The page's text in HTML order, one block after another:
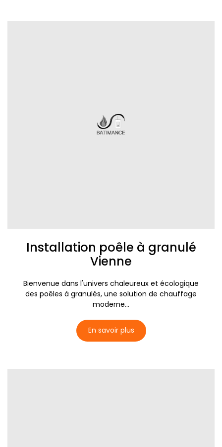
Installation poêle à granulé
Vienne
Bienvenue dans l'univers chaleureux et écologique
des poêles à granulés, une solution de chauffage
moderne...
En savoir plus